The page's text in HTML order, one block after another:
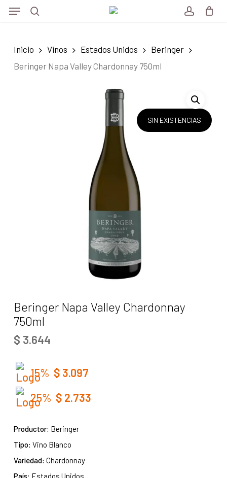
Skip
content
Menu
Inicio Vinos Estados Unidos
Beringer
Beringer Napa Valley Chardonnay 750ml
Beringer Napa Valley Chardonnay
750ml
$ 3.644
15% $ 3.097
25% $ 2.733
Productor: Beringer
Tipo: Vino Blanco
Variedad: Chardonnay
País: Estados Unidos
SIN EXISTENCIAS
Menu